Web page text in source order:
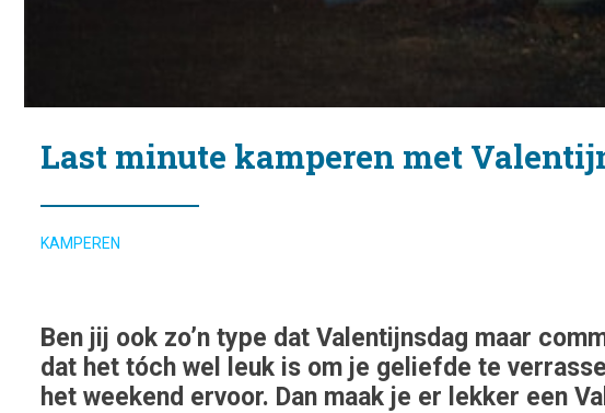
Last minute kamperen met
KAMPEREN
Ben jij ook zo’n type dat Valentijnsdag maar
dat het tóch wel leuk is om je geliefde te
het weekend ervoor. Dan maak je er lekker een